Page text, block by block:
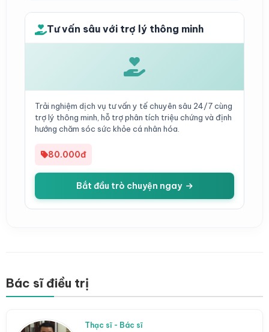
Tư vấn sâu với trợ lý thông minh
Trải nghiệm dịch vụ tư vấn y tế chuyên sâu 24/7 cùng
trợ lý thông minh, hỗ trợ phân tích triệu chứng và định
hướng chăm sóc sức khỏe cá nhân hóa.
80.000đ
Bắt đầu trò chuyện ngay
Bác sĩ điều trị
Thạc sĩ - Bác sĩ